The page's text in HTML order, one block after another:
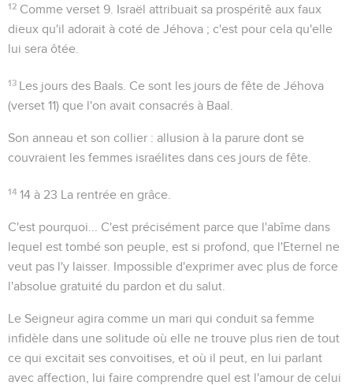
12 Comme verset 9. Israël attribuait sa prospéritê aux faux
dieux qu'il adorait à coté de Jéhova ; c'est pour cela qu'elle
lui sera ôtée.
13 Les jours des Baals . Ce sont les jours de fête de Jéhova
(verset 11) que l'on avait consacrés à Baal.
Son anneau et son collier : allusion à la parure dont se
couvraient les femmes israélites dans ces jours de fête.
14 14 à 23 La rentrée en grâce.
C'est pourquoi...
C'est précisément parce que l'abîme dans
lequel est tombé son peuple, est si profond, que l'Eternel ne
veut pas l'y laisser. Impossible d'exprimer avec plus de force
l'absolue gratuité du pardon et du salut.
Le Seigneur agira comme un mari qui conduit sa femme
infidèle dans une solitude où elle ne trouve plus rien de tout
ce qui excitait ses convoitises, et où il peut, en lui parlant
avec affection, lui faire comprendre quel est l'amour de celui